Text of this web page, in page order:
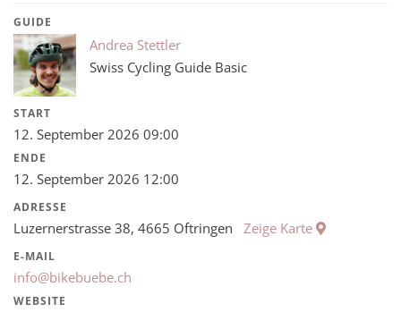
GUIDE
Andrea Stettler
Swiss Cycling Guide Basic
START
12. September 2026 09:00
ENDE
12. September 2026 12:00
ADRESSE
Luzernerstrasse 38, 4665 Oftringen Zeige Karte
E-MAIL
info@bikebuebe.ch
WEBSITE